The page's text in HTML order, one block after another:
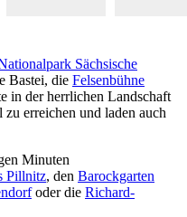
Sächsische
Bastei, die Felsenbühne
in der herrlichen Landschaft
zu erreichen und laden auch
Minuten
Pillnitz, den Barockgarten
oder die Richard-